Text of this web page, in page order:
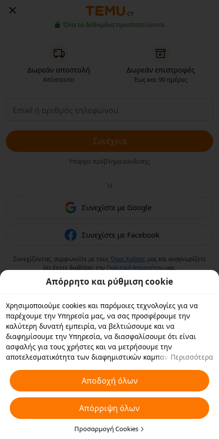
CY
Όλα τα δεδομένα προστατεύονται
Δωρεάν αποστολή
Απίστευτο
Δωρεάν επιστροφές
Έως και 90 ημέρες
Συνέχεια
Υπάρχει πρόβλημα σύνδεσης;
Ή
Συνεχίστε με Google
Συνεχίστε με Facebook
Συνεχίζοντας, συμφωνείτε με τους Όροι Χρήσης μας και αναγνωρίζετε
ότι έχετε διαβάσει την Πολιτική Aπορρήτουμας.
Απόρρητο και ρύθμιση cookie
Χρησιμοποιούμε cookies και παρόμοιες τεχνολογίες για να
παρέχουμε την Υπηρεσία μας, να σας προσφέρουμε την
καλύτερη δυνατή εμπειρία, να βελτιώσουμε και να
διαφημίσουμε την Υπηρεσία, να διασφαλίσουμε ότι είναι
ασφαλής για τους χρήστες και να μετρήσουμε την
αποτελεσματικότητα των διαφημιστικών καμπανιών. Εάν
συνεργάτες με τους οποίους συνεργαζόμαστε να αποθηκεύουν
cookies και παρόμοιες τεχνολογίες στη συσκευή σας για
διαφημιστικούς σκοπούς. Μπορείτε επίσης να κάνετε
"Απόρριψη όλων" για τα μη απαραίτητα cookie ή να επιλέξετε
ποιους τύπους cookies θέλετε να αποδεχτείτε ή να
απενεργοποιήσετε κάνοντας κλικ στην επιλογή "Προσαρμογή
Περισσότερα
Αποδοχή όλων
Απόρριψη όλων
Προσαρμογή Cookies